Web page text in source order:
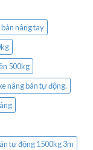
bàn nâng tay
500kg
nâng bán tự động.
tự động 1500kg 3m